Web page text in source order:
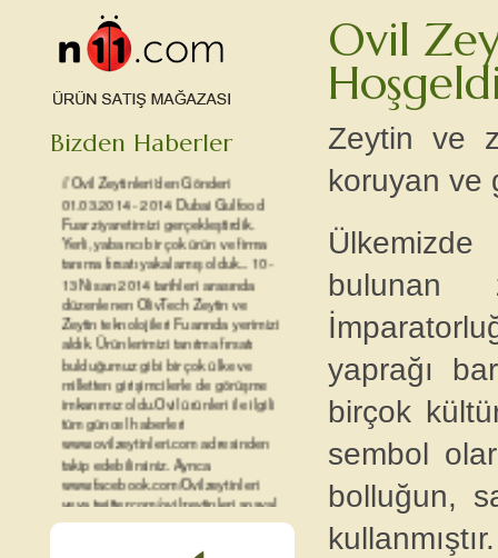
Bizden Haberler
Yeni Efsane Markalı Ürünler
Yeni Efsane markalı ambalajlı zeytin,
domates kurutması ve yağ ürünleri
çok yakında reyonlarda olacak...
Ovilden Haberler
01.03.2014 - 2014 Dubai Gulfood
Fuar ziyaretimizi gerçekleştirdik.
Yerli, yabancı bir çok ürün ve firma
tanıma fırsatı yakalamış olduk... 10-
13 Nisan 2014 tarihleri arasında
düzenlenen OlivTech Zeytin ve
Zeytin teknolojileri Fuarında yerimizi
aldık. Ürünlerimizi tanıtma fırsatı
bulduğumuz gibi bir çok ülke ve
milletten girişimcilerle de görüşme
imkanımız oldu.Ovil ürünleri ile ilgili
tüm güncel haberleri
www.ovilzeytinleri.com adresinden
takip edebilirsiniz. Ayrıca
www.facebook.com/Ovilzeytinleri
veya twitter.com/ovilzeytinleri sosyal
ağlarından da bizi takip
edebilirsiniz...
Ovil
Zeytin ve
koruyan ve
Ülkemizde
bulunan
yaprağı
birçok
sembol
bolluğun,
kullanmıştır.